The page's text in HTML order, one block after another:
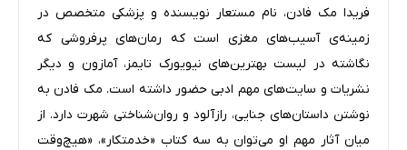
فریدا مک فادن، نام مستعار نویسنده و پزشکی متخصص در
زمینه‌ی آسیب‌های مغزی است که رمان‌های پرفروشی که
نگاشته در لیست‌ بهترین‌های نیویورک تایمز، آمازون و دیگر
نشریات و سایت‌های مهم ادبی حضور داشته است. مک فادن به
نوشتن داستان‌های جنایی، رازآلود و روان‌شناختی شهرت دارد. از
میان آثار مهم او می‌توان به سه کتاب «خدمتکار»، «هیچ‌وقت